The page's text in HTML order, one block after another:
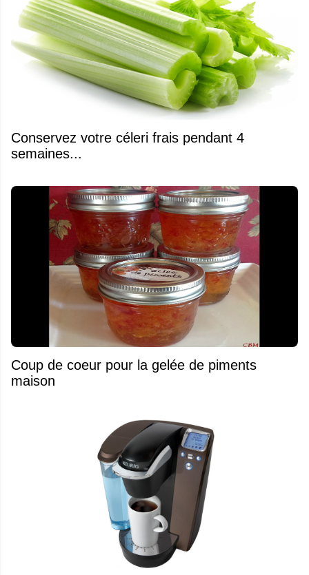
Conservez votre céleri frais pendant 4
semaines...
Coup de coeur pour la gelée de piments
maison